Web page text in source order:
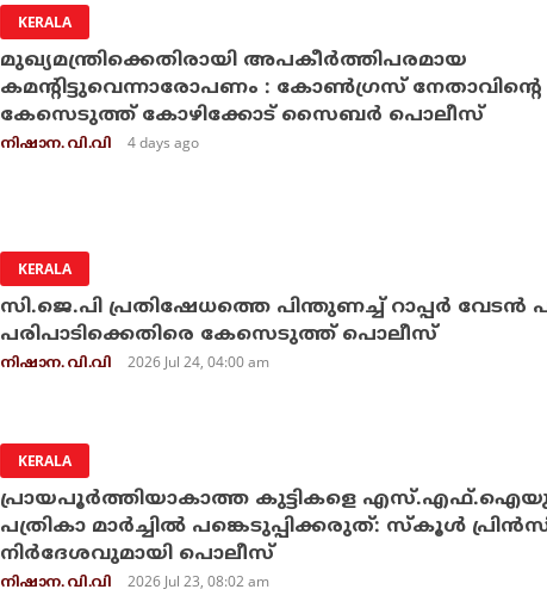
KERALA
മുഖ്യമന്ത്രിക്കെതിരായി അപകീര്‍ത്തിപരമായ
കമന്റിട്ടുവെന്നാരോപണം : കോണ്‍ഗ്രസ്
കേസെടുത്ത് കോഴിക്കോട് സൈബര്‍ പൊലീസ്
നിഷാന. വി.വി 4 days ago
KERALA
സി.ജെ.പി പ്രതിഷേധത്തെ പിന്തുണച്ച് റാപ്പര്‍ വേടന്‍
പരിപാടിക്കെതിരെ കേസെടുത്ത് പൊലീസ്
നിഷാന. വി.വി 2026 Jul 24, 04:00 am
KERALA
പ്രായപൂര്‍ത്തിയാകാത്ത കുട്ടികളെ
പത്രികാ മാര്‍ച്ചില്‍ പങ്കെടുപ്പിക്കരുത്: സ്‌കൂള്‍
നിര്‍ദേശവുമായി പൊലീസ്
നിഷാന. വി.വി 2026 Jul 23, 08:02 am